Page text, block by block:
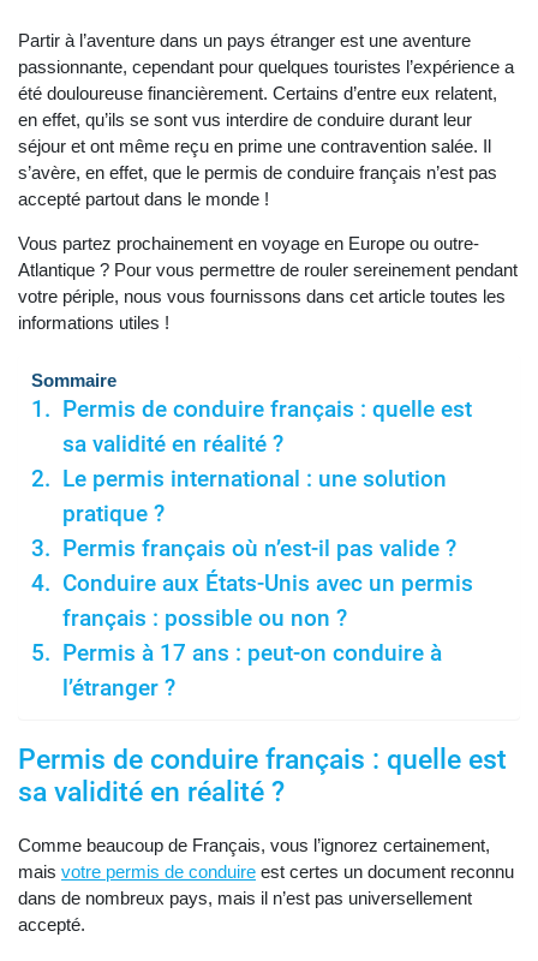
Partir à l’aventure dans un pays étranger est une aventure
passionnante, cependant pour quelques touristes l’expérience a
été douloureuse financièrement. Certains d’entre eux relatent,
en effet, qu’ils se sont vus interdire de conduire durant leur
séjour et ont même reçu en prime une contravention salée. Il
s’avère, en effet, que le permis de conduire français n’est pas
accepté partout dans le monde !
Vous partez prochainement en voyage en Europe ou outre-
Atlantique ? Pour vous permettre de rouler sereinement pendant
votre périple, nous vous fournissons dans cet article toutes les
informations utiles !
Sommaire
Permis de conduire français : quelle est
sa validité en réalité ?
Le permis international : une solution
pratique ?
Permis français où n’est-il pas valide ?
Conduire aux États-Unis avec un permis
français : possible ou non ?
Permis à 17 ans : peut-on conduire à
l’étranger ?
Permis de conduire français : quelle est
sa validité en réalité ?
Comme beaucoup de Français, vous l’ignorez certainement,
mais votre permis de conduire est certes un document reconnu
dans de nombreux pays, mais il n’est pas universellement
accepté.